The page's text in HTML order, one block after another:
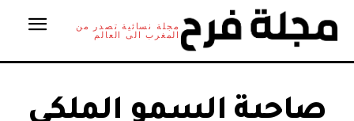
مجلة نسائية تصدر من
المغرب الى العالم
صاحبة السمو الملكي